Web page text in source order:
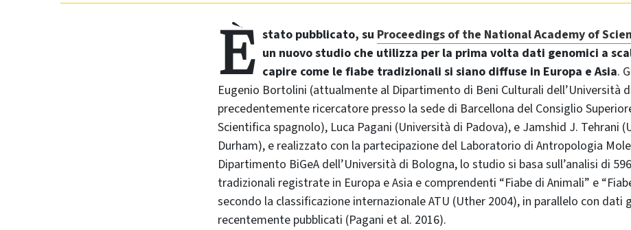
È stato pubblicato, su Proceedings of the National Academy of
un nuovo studio che utilizza per la prima volta dati genomici a
capire come le fiabe tradizionali si siano diffuse in Europa e Asia.
Eugenio Bortolini (attualmente al Dipartimento di Beni Culturali dell’Università
precedentemente ricercatore presso la sede di Barcellona del Consiglio
Scientifica spagnolo), Luca Pagani (Università di Padova), e Jamshid J. Tehrani
Durham), e realizzato con la partecipazione del Laboratorio di Antropologia
Dipartimento BiGeA dell’Università di Bologna, lo studio si basa sull’analisi di
tradizionali registrate in Europa e Asia e comprendenti “Fiabe di Animali” e
secondo la classificazione internazionale ATU (Uther 2004), in parallelo con dati
recentemente pubblicati (Pagani et al. 2016).